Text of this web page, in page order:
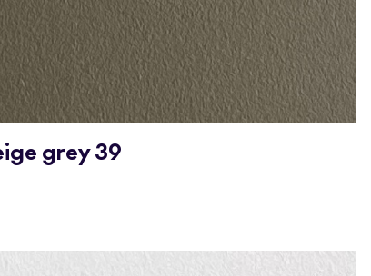
grey 39